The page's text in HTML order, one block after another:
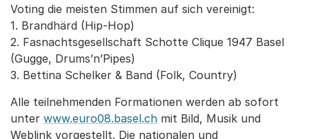
Voting die meisten Stimmen auf sich vereinigt:
1. Brandhärd (Hip-Hop)
2. Fasnachtsgesellschaft Schotte Clique 1947 Basel
(Gugge, Drums’n’Pipes)
3. Bettina Schelker & Band (Folk, Country)
Alle teilnehmenden Formationen werden ab sofort
unter www.euro08.basel.ch mit Bild, Musik und
Weblink vorgestellt. Die nationalen und